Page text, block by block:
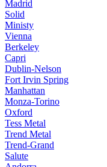
Madrid
Solid
Ministy
Vienna
Berkeley
Capri
Dublin-Nelson
Fort Irvin Spring
Manhattan
Monza-Torino
Oxford
Tess Metal
Trend Metal
Trend-Grand
Salute